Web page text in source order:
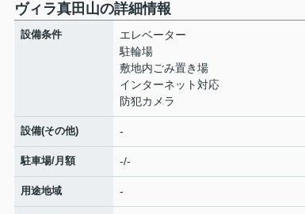
ヴィラ真田山の詳細情報
設備条件
エレベーター
駐輪場
敷地内ごみ置き場
インターネット対応
防犯カメラ
設備(その他) -
駐車場/月額 -/-
用途地域 -